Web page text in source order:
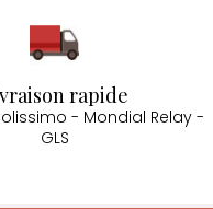
rapide
- Mondial Relay -
GLS